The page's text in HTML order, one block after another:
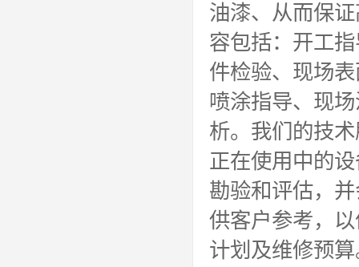
油漆、从而保
容包括：开工
件检验、现场
喷涂指导、现
析。我们的技
正在使用中的
勘验和评估，
供客户参考，
计划及维修预